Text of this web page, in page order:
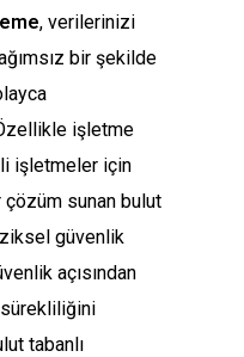
, verilerinizi
bir şekilde
işletme
işletmeler için
çözüm sunan bulut
güvenlik
açısından
tabanlı